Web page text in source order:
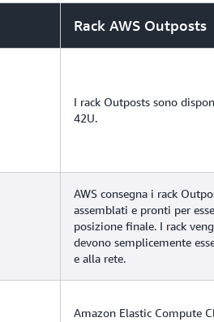
Rack AWS Outposts
I rack Outposts sono
42U.
AWS consegna i rack
assemblati e pronti per
posizione finale. I rack
devono semplicemente
e alla rete.
Amazon Elastic Compute